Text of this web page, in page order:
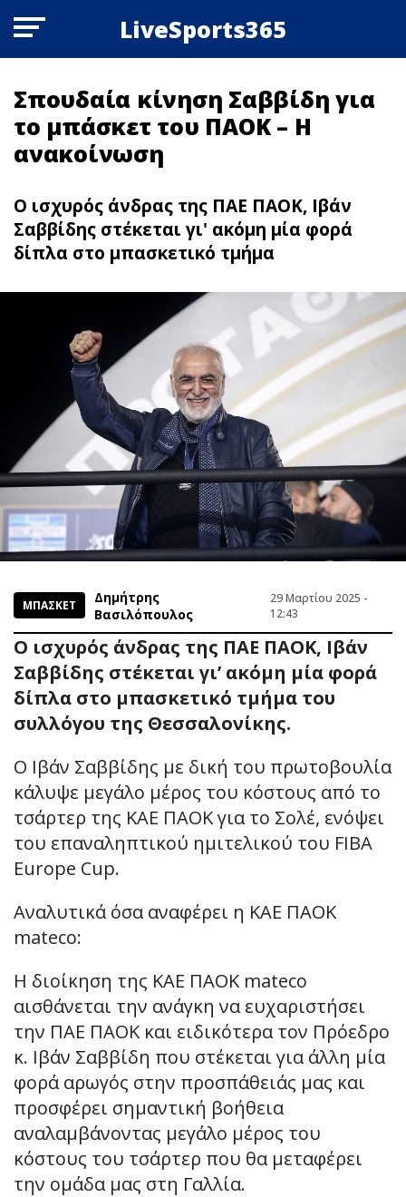
LiveSports365
Σπουδαία κίνηση Σαββίδη για
το μπάσκετ του ΠΑΟΚ – Η
ανακοίνωση
Ο ισχυρός άνδρας της ΠΑΕ ΠΑΟΚ, Ιβάν
Σαββίδης στέκεται γι' ακόμη μία φορά
δίπλα στο μπασκετικό τμήμα
ΜΠΑΣΚΕΤ
Δημήτρης
Βασιλόπουλος
29 Μαρτίου 2025 -
12:43
Ο ισχυρός άνδρας της ΠΑΕ ΠΑΟΚ, Ιβάν
Σαββίδης στέκεται γι’ ακόμη μία φορά
δίπλα στο μπασκετικό τμήμα του
συλλόγου της Θεσσαλονίκης.
Ο Ιβάν Σαββίδης με δική του πρωτοβουλία
κάλυψε μεγάλο μέρος του κόστους από το
τσάρτερ της ΚΑΕ ΠΑΟΚ για το Σολέ, ενόψει
του επαναληπτικού ημιτελικού του FIBA
Europe Cup.
Αναλυτικά όσα αναφέρει η ΚΑΕ ΠΑΟΚ
mateco:
Η διοίκηση της ΚΑΕ ΠΑΟΚ mateco
αισθάνεται την ανάγκη να ευχαριστήσει
την ΠΑΕ ΠΑΟΚ και ειδικότερα τον Πρόεδρο
κ. Ιβάν Σαββίδη που στέκεται για άλλη μία
φορά αρωγός στην προσπάθειάς μας και
προσφέρει σημαντική βοήθεια
αναλαμβάνοντας μεγάλο μέρος του
κόστους του τσάρτερ που θα μεταφέρει
την ομάδα μας στη Γαλλία.